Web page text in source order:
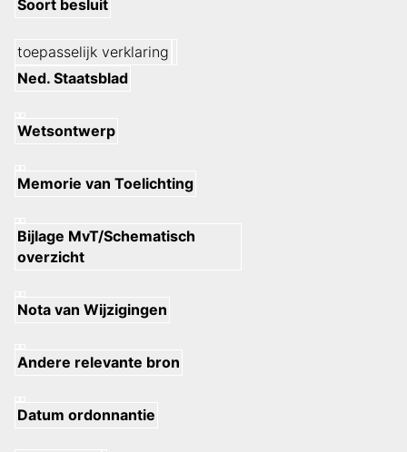
Soort besluit
toepasselijk verklaring
Ned. Staatsblad
Wetsontwerp
Memorie van Toelichting
Bijlage MvT/Schematisch
overzicht
Nota van Wijzigingen
Andere relevante bron
Datum ordonnantie